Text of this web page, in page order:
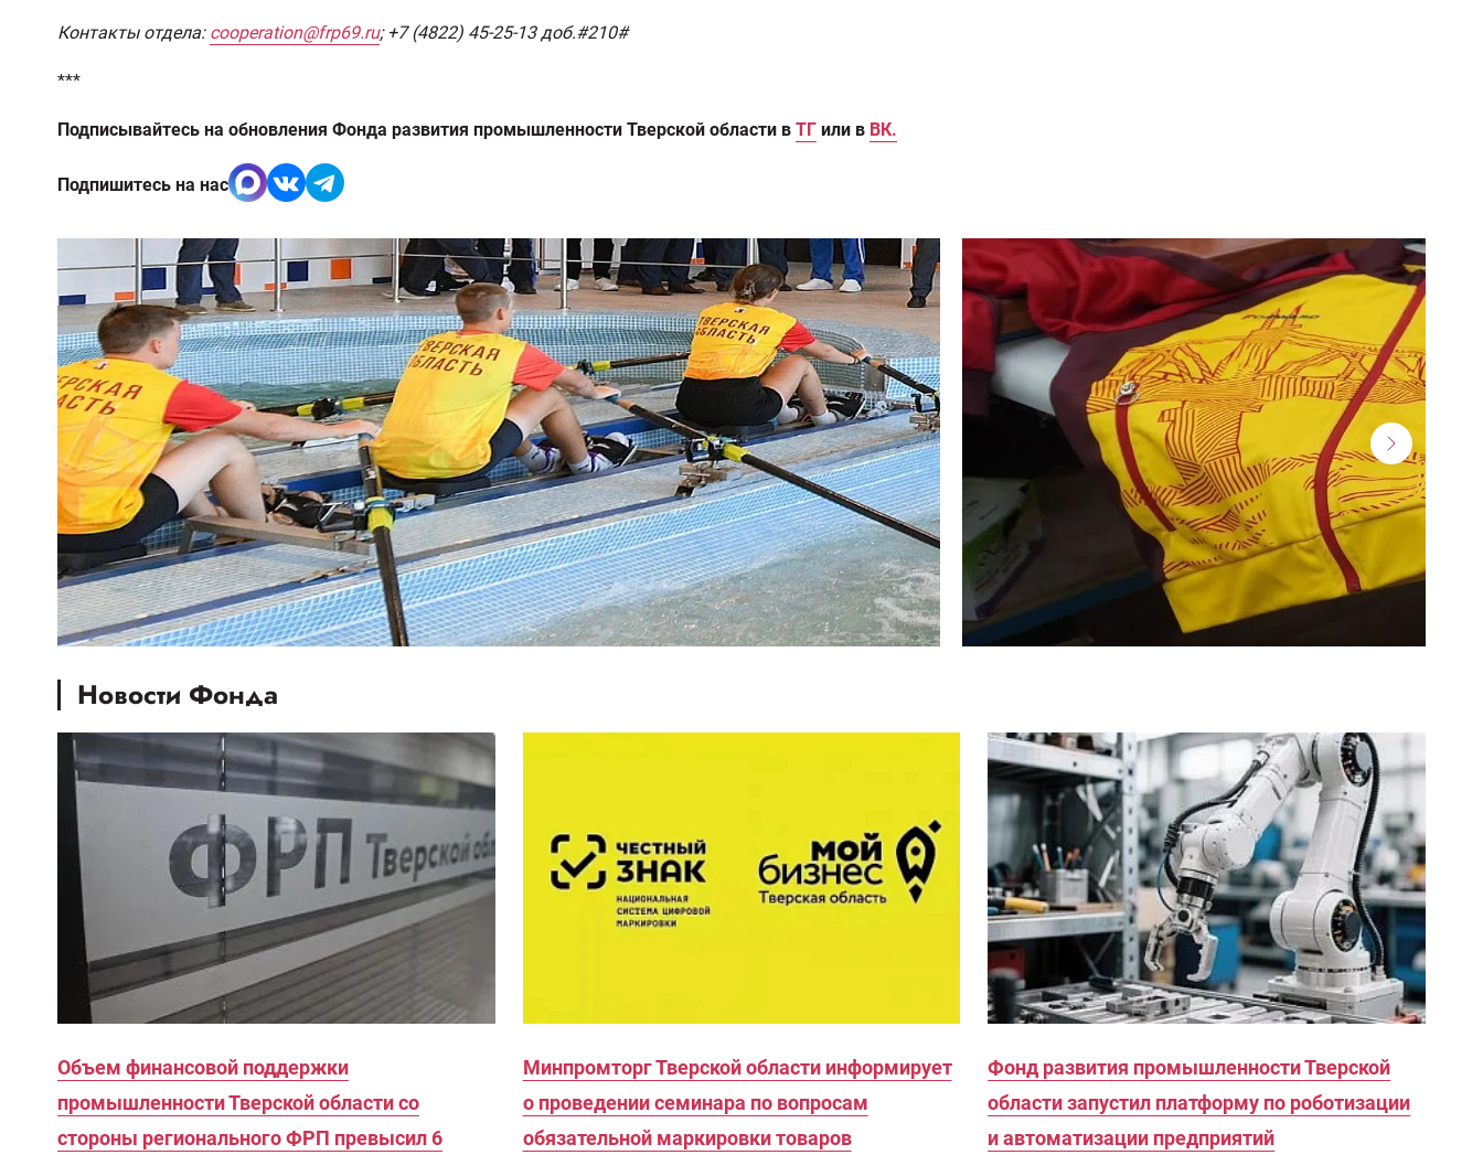
Контакты отдела: cooperation@frp69.ru; +7 (4822) 45-25-13 доб.#210#
***
Подписывайтесь на обновления Фонда развития промышленности Тверской области в ТГ или в ВК.
Подпишитесь на нас
Новости Фонда
Объем финансовой поддержки
промышленности Тверской области со
стороны регионального ФРП превысил 6
Минпромторг Тверской области информирует
о проведении семинара по вопросам
обязательной маркировки товаров
Фонд развития промышленности Тверской
области запустил платформу по роботизации
и автоматизации предприятий